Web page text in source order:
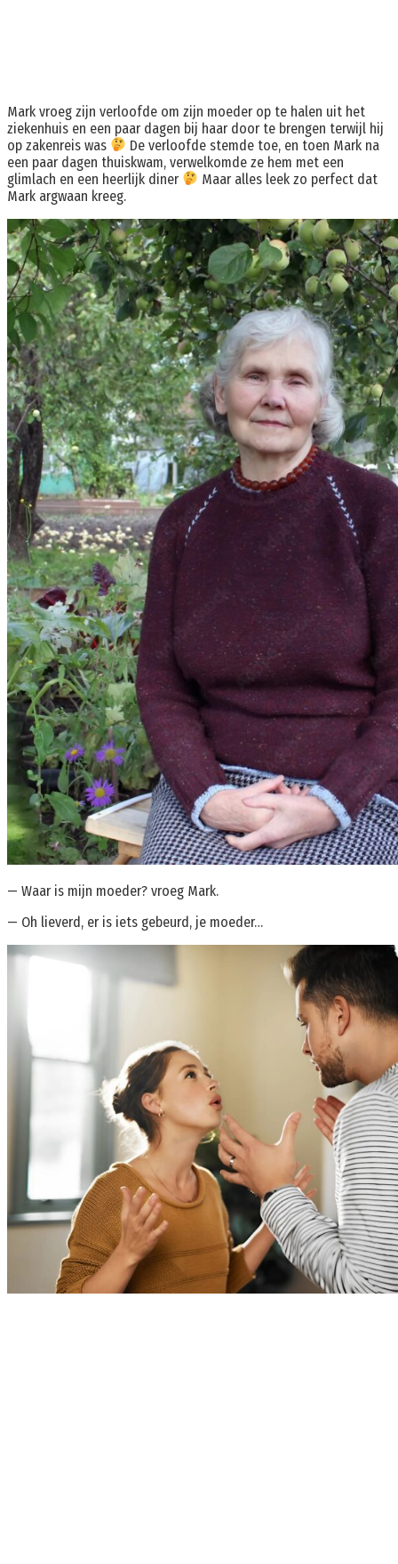
Mark vroeg zijn verloofde om zijn moeder op te halen uit het
ziekenhuis en een paar dagen bij haar door te brengen terwijl hij
op zakenreis was
De verloofde stemde toe, en toen Mark na
een paar dagen thuiskwam, verwelkomde ze hem met een
glimlach en een heerlijk diner
Maar alles leek zo perfect dat
Mark argwaan kreeg.
— Waar is mijn moeder? vroeg Mark.
— Oh lieverd, er is iets gebeurd, je moeder…